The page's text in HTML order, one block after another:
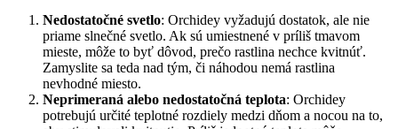
Nedostatočné svetlo: Orchidey vyžadujú dostatok, ale nie
priame slnečné svetlo. Ak sú umiestnené v príliš tmavom
mieste, môže to byť dôvod, prečo rastlina nechce kvitnúť.
Zamyslite sa teda nad tým, či náhodou nemá rastlina
nevhodné miesto.
Neprimeraná alebo nedostatočná teplota: Orchidey
potrebujú určité teplotné rozdiely medzi dňom a nocou na to,